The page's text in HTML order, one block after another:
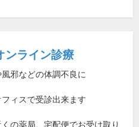
ンライン診療
邪などの体調不良に
フィスで受診出来ます
の薬局、宅配便でお受け取り